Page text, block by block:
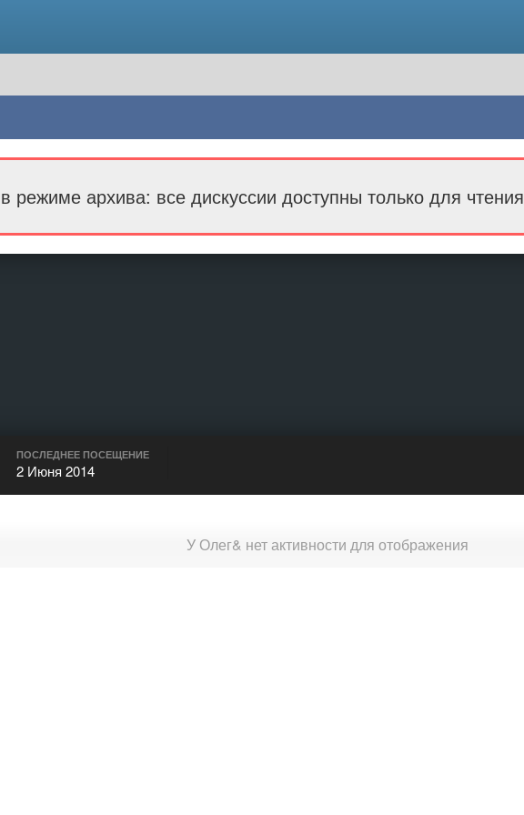
архива: все дискуссии доступны только для чтения
ПОСЛЕДНЕЕ ПОСЕЩЕНИЕ
2 Июня 2014
У Олег& нет активности для отображения